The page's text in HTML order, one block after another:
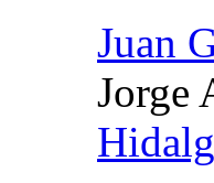
Juan
Jorge